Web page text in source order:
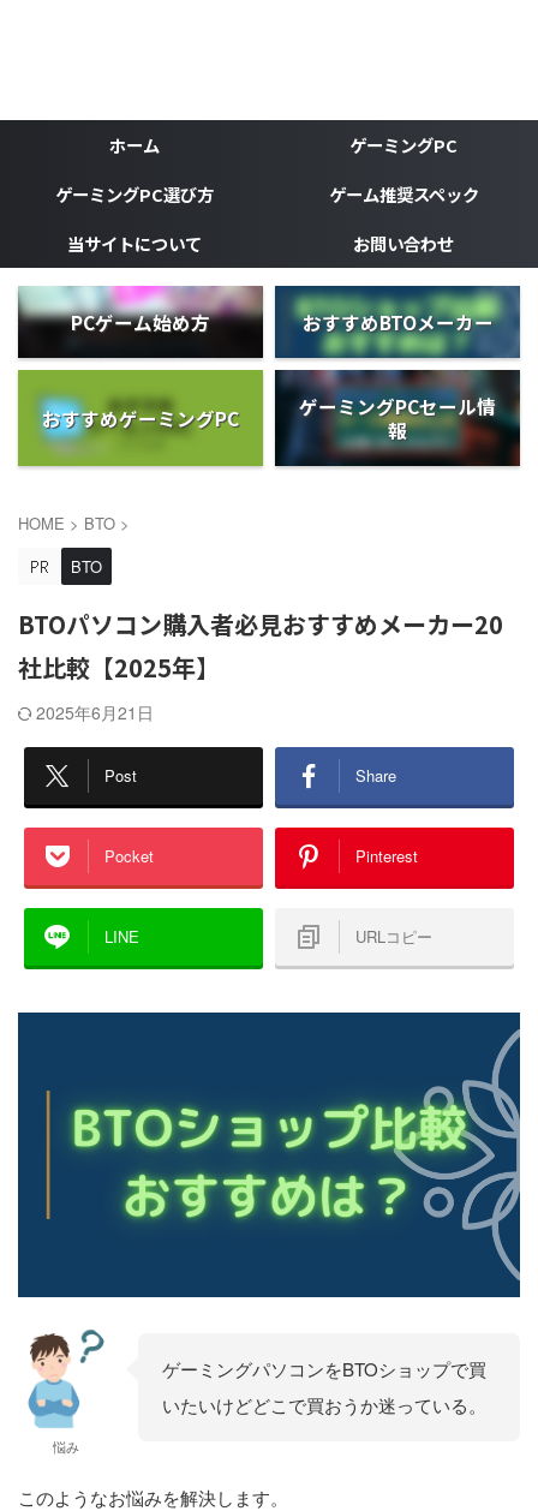
ホーム
ゲーミングPC
ゲーミングPC選び方
ゲーム推奨スペック
当サイトについて
お問い合わせ
PCゲーム始め方 おすすめBTOメーカー
おすすめゲーミングPC
ゲーミングPCセール情
報
HOME > BTO >
BTO
BTOパソコン購入者必見おすすめメーカー20
社比較【2025年】
2025年6月21日
Post Share
Pocket Pinterest
LINE URLコピー
悩み
ゲーミングパソコンをBTOショップで買
いたいけどどこで買おうか迷っている。
このようなお悩みを解決します。